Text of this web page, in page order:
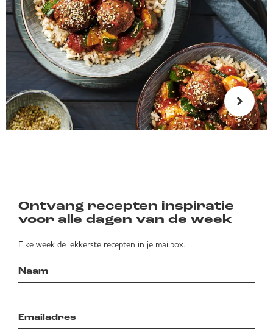
Ontvang recepten inspiratie
voor alle dagen van de week
Elke week de lekkerste recepten in je mailbox.